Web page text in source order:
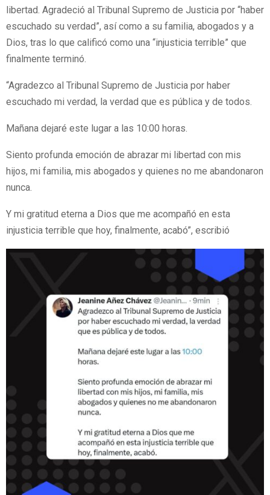
libertad. Agradeció al Tribunal Supremo de Justicia por “haber
escuchado su verdad”, así como a su familia, abogados y a
Dios, tras lo que calificó como una “injusticia terrible” que
finalmente terminó.
“Agradezco al Tribunal Supremo de Justicia por haber
escuchado mi verdad, la verdad que es pública y de todos.
Mañana dejaré este lugar a las 10:00 horas.
Siento profunda emoción de abrazar mi libertad con mis
hijos, mi familia, mis abogados y quienes no me abandonaron
nunca.
Y mi gratitud eterna a Dios que me acompañó en esta
injusticia terrible que hoy, finalmente, acabó”, escribió